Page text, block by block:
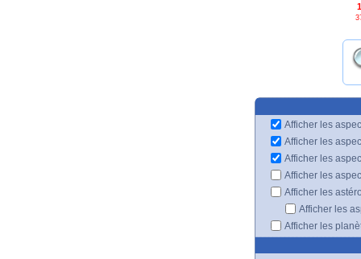
Afficher les
Afficher les
Afficher les
Afficher les
Afficher les
Afficher les
Afficher les